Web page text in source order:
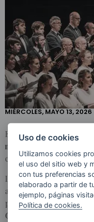
NOTICIAS
EL ORFEÓN
DONOSTIARRA
ACTUARÁ
ESTE
DOMINGO EN
EL AUDITORIO
NACIONAL DE
MADRID
MIÉRCOLES, MAYO 13, 2026
El Orfeón Donostiarra
mayo
concierto que dará
La agrupación
acompañada al piano
programacon obras
Gounod
Uso de cookies
Utilizamos cookies
el uso del sitio web y
con tus preferencias
elaborado a partir de
ejemplo, páginas
Política de cookies.